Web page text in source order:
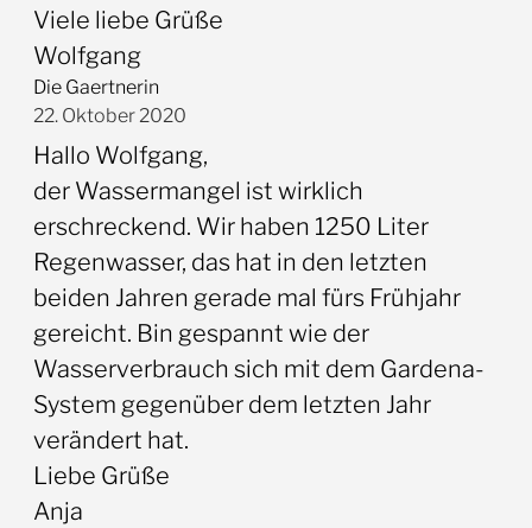
Viele liebe Grüße
Wolfgang
Die Gaertnerin
22. Oktober 2020
Hallo Wolfgang,
der Wassermangel ist wirklich
erschreckend. Wir haben 1250 Liter
Regenwasser, das hat in den letzten
beiden Jahren gerade mal fürs Frühjahr
gereicht. Bin gespannt wie der
Wasserverbrauch sich mit dem Gardena-
System gegenüber dem letzten Jahr
verändert hat.
Liebe Grüße
Anja